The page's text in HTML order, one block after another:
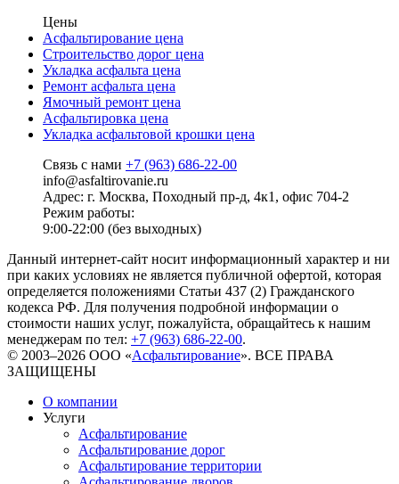
Цены
Асфальтирование цена
Строительство дорог цена
Укладка асфальта цена
Ремонт асфальта цена
Ямочный ремонт цена
Асфальтировка цена
Укладка асфальтовой крошки цена
Связь с нами +7 (963) 686-22-00
info@asfaltirovanie.ru
Адрес: г. Москва, Походный пр-д, 4к1, офис 704-2
Режим работы:
9:00-22:00 (без выходных)
Данный интернет-сайт носит информационный характер и ни
при каких условиях не является публичной офертой, которая
определяется положениями Статьи 437 (2) Гражданского
кодекса РФ. Для получения подробной информации о
стоимости наших услуг, пожалуйста, обращайтесь к нашим
менеджерам по тел: +7 (963) 686-22-00.
© 2003–2026 ООО «Асфальтирование». ВСЕ ПРАВА
ЗАЩИЩЕНЫ
О компании
Услуги
Асфальтирование
Асфальтирование дорог
Асфальтирование территории